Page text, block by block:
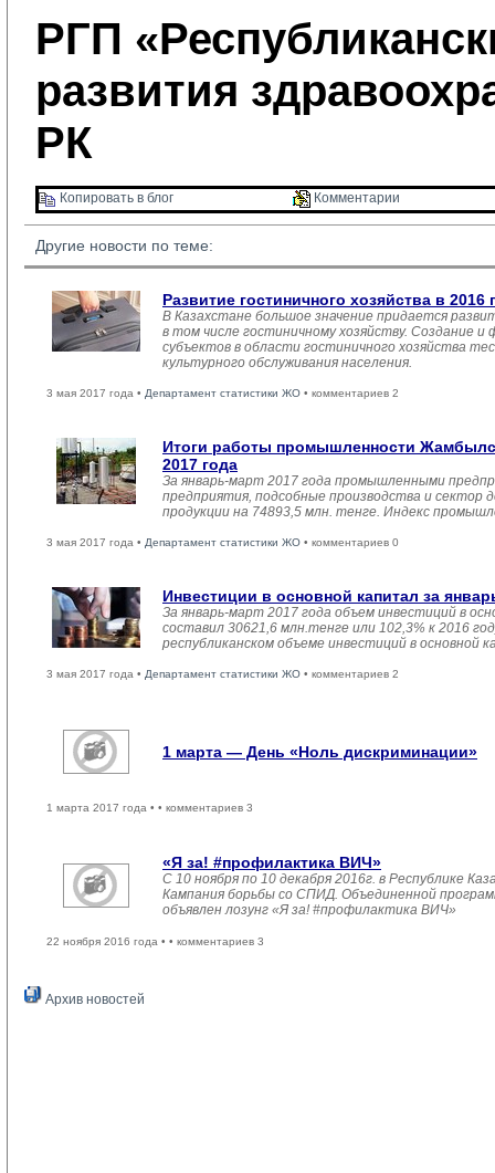
РГП
развития
РК
Копировать в блог Комментарии
Другие новости по теме:
Развитие гостиничного хозяйства в 2016
В Казахстане большое значение придается
в том числе гостиничному хозяйству. Создание
субъектов в области гостиничного хозяйства
культурного обслуживания населения.
3 мая 2017 года • Департамент статистики ЖО • комментариев 2
Итоги работы промышленности
2017 года
За январь-март 2017 года промышленными
предприятия, подсобные производства и сектор
продукции на 74893,5 млн. тенге. Индекс
3 мая 2017 года • Департамент статистики ЖО • комментариев 0
Инвестиции в основной капитал за
За январь-март 2017 года объем инвестиций в
составил 30621,6 млн.тенге или 102,3% к 2016
республиканском объеме инвестиций в основной
3 мая 2017 года • Департамент статистики ЖО • комментариев 2
1 марта — День «Ноль дискриминации»
1 марта 2017 года • • комментариев 3
«Я за! #профилактика ВИЧ»
С 10 ноября по 10 декабря 2016г. в Республике
Кампания борьбы со СПИД. Объединенной
объявлен лозунг «Я за! #профилактика ВИЧ»
22 ноября 2016 года • • комментариев 3
Архив новостей